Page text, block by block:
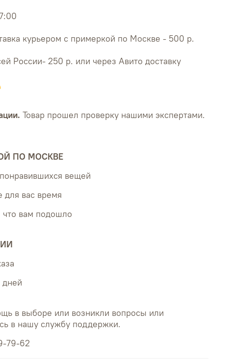
курьером с примеркой по Москве - 500 р.
России- 250 р. или через Авито доставку
Товар прошел проверку нашими экспертами.
ПО МОСКВЕ
вещей
для вас время
что вам подошло
в выборе или возникли вопросы или
в нашу службу поддержки.
79-62